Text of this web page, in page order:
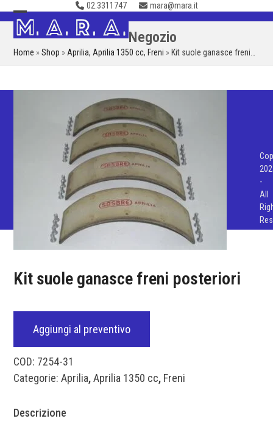
Skip
to
content
02.3311747 mara@mara.it
Open
mobile
Close
mobile
Negozio
Home »Shop » Aprilia, Aprilia 1350 cc, Freni » Kit suole ganasce freni…
Kit suole ganasce freni posteriori
Aggiungi al preventivo
COD: 7254-31
Categorie: Aprilia,Aprilia 1350 cc, Freni
Descrizione
-
All